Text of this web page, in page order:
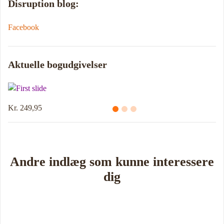
Disruption blog:
Facebook
Aktuelle bogudgivelser
Kr. 249,95
Andre indlæg som kunne interessere
dig